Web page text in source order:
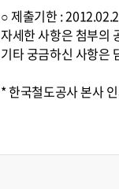
○ 제출기한 :
자세한 사항은 첨부의
기타 궁금하신 사항은
* 한국철도공사 본사